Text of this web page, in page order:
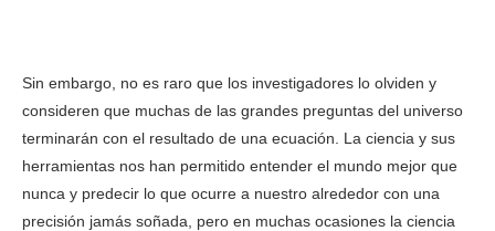
Sin embargo, no es raro que los investigadores lo olviden y
consideren que muchas de las grandes preguntas del universo
terminarán con el resultado de una ecuación. La ciencia y sus
herramientas nos han permitido entender el mundo mejor que
nunca y predecir lo que ocurre a nuestro alrededor con una
precisión jamás soñada, pero en muchas ocasiones la ciencia